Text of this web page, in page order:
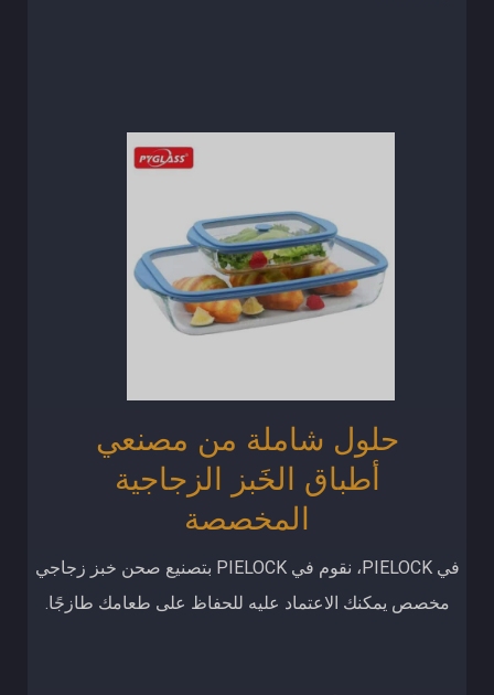
حلول شاملة من مصنعي
أطباق الخَبز الزجاجية
المخصصة
في PIELOCK، نقوم في PIELOCK بتصنيع صحن خبز زجاجي
مخصص يمكنك الاعتماد عليه للحفاظ على طعامك طازجًا.